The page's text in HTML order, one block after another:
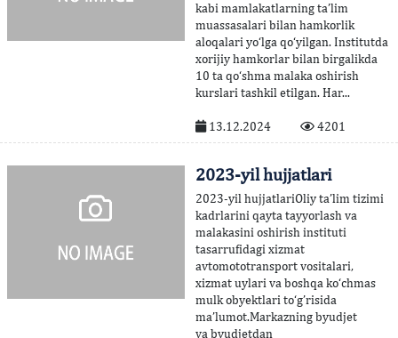
kabi mamlakatlarning ta’lim
muassasalari bilan hamkorlik
aloqalari yo‘lga qo‘yilgan. Institutda
xorijiy hamkorlar bilan birgalikda
10 ta qo‘shma malaka oshirish
kurslari tashkil etilgan. Har...
13.12.2024 4201
2023-yil hujjatlari
2023-yil hujjatlariOliy ta’lim tizimi
kadrlarini qayta tayyorlash va
malakasini oshirish instituti
tasarrufidagi xizmat
avtomototransport vositalari,
xizmat uylari va boshqa ko‘chmas
mulk obyektlari to‘g’risida
ma’lumot.Markazning byudjet
va byudjetdan